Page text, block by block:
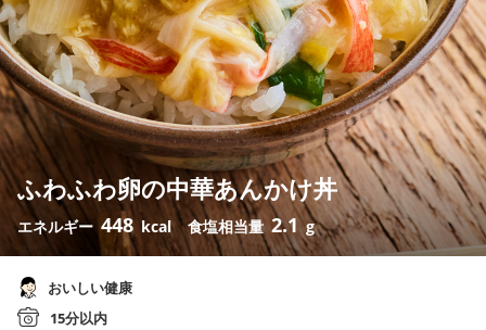
ふわふわ卵の中華あんかけ丼
エネルギー 448 kcal 食塩相当量 2.1 g
おいしい健康
15分以内